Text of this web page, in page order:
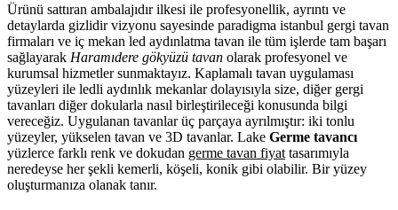
Ürünü sattıran ambalajıdır ilkesi ile profesyonellik, ayrıntı ve
detaylarda gizlidir vizyonu sayesinde paradigma istanbul gergi tavan
firmaları ve iç mekan led aydınlatma tavan ile tüm işlerde tam başarı
sağlayarak Haramıdere gökyüzü tavan olarak profesyonel ve
kurumsal hizmetler sunmaktayız. Kaplamalı tavan uygulaması
yüzeyleri ile ledli aydınlık mekanlar dolayısıyla size, diğer gergi
tavanları diğer dokularla nasıl birleştirileceği konusunda bilgi
vereceğiz. Uygulanan tavanlar üç parçaya ayrılmıştır: iki tonlu
yüzeyler, yükselen tavan ve 3D tavanlar. Lake Germe tavancı
yüzlerce farklı renk ve dokudan germe tavan fiyat tasarımıyla
neredeyse her şekli kemerli, köşeli, konik gibi olabilir. Bir yüzey
oluşturmanıza olanak tanır.